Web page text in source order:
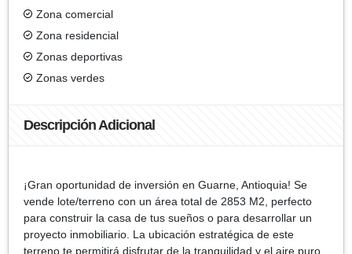
Zona comercial
Zona residencial
Zonas deportivas
Zonas verdes
Descripción Adicional
¡Gran oportunidad de inversión en Guarne, Antioquia! Se
vende lote/terreno con un área total de 2853 M2, perfecto
para construir la casa de tus sueños o para desarrollar un
proyecto inmobiliario. La ubicación estratégica de este
terreno te permitirá disfrutar de la tranquilidad y el aire puro